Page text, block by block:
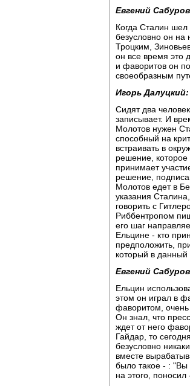
Евгений
Когда Сталин шел
безусловно он
Троцким,
он все время это
и фаворитов он
своеобразным
Игорь Далуцкий:
Сидят два
записывает. И
Молотов нужен
способный на
встраивать в
решение, которое
принимает
решение,
Молотов едет в
указания
говорить с
Риббентропом
его шаг
Ельцине - кто
предположить,
который в
Евгений
Ельцин
этом он играл в
фаворитом,
Он знал, что
ждет от него
Гайдар, то
безусловно
вместе
было такое - : "Вы
на этого,